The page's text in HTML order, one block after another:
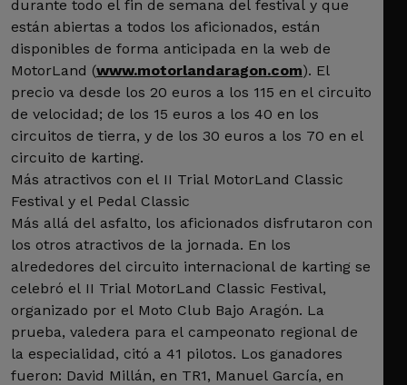
durante todo el fin de semana del festival y que
están abiertas a todos los aficionados, están
disponibles de forma anticipada en la web de
MotorLand (www.motorlandaragon.com). El
precio va desde los 20 euros a los 115 en el circuito
de velocidad; de los 15 euros a los 40 en los
circuitos de tierra, y de los 30 euros a los 70 en el
circuito de karting.
Más atractivos con el II Trial MotorLand Classic
Festival y el Pedal Classic
Más allá del asfalto, los aficionados disfrutaron con
los otros atractivos de la jornada. En los
alrededores del circuito internacional de karting se
celebró el II Trial MotorLand Classic Festival,
organizado por el Moto Club Bajo Aragón. La
prueba, valedera para el campeonato regional de
la especialidad, citó a 41 pilotos. Los ganadores
fueron: David Millán, en TR1, Manuel García, en